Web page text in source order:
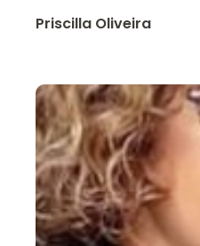
Priscilla Oliveira